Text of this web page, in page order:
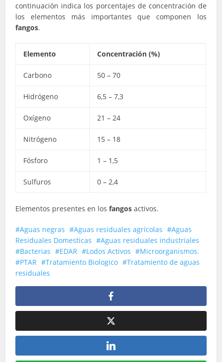
continuación indica los porcentajes de concentración de
los elementos más importantes que componen los
fangos.
Elemento Concentración (%)
Carbono 50 – 70
Hidrógeno 6,5 – 7,3
Oxígeno 21 – 24
Nitrógeno 15 – 18
Fósforo 1 – 1,5
Sulfuros 0 – 2,4
Elementos presentes en losfangosactivos.
Aguas negras Aguas residuales agrícolas
Aguas
Residuales Domesticas
Aguas residuales industriales
Bacterias
EDAR Lodos Activos
Microorganismos.
PTAR
Tratamiento Biologico
Tratamiento de aguas
residuales